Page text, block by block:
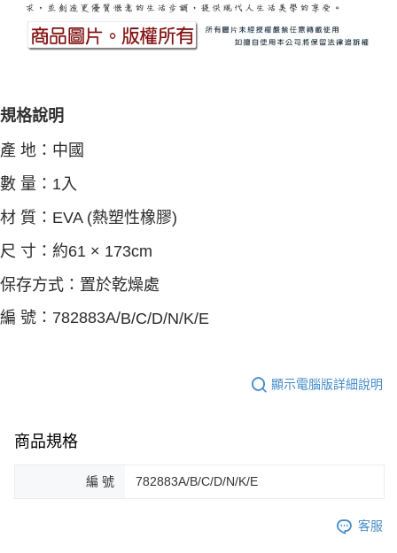
規格說明
產 地：中國
數 量：1入
材 質：EVA (熱塑性橡膠)
尺 寸：約61 × 173cm
保存方式：置於乾燥處
編 號：782883A/B/C/D/N/K/E
顯示電腦版詳細說明
商品規格
編 號 782883A/B/C/D/N/K/E
客服